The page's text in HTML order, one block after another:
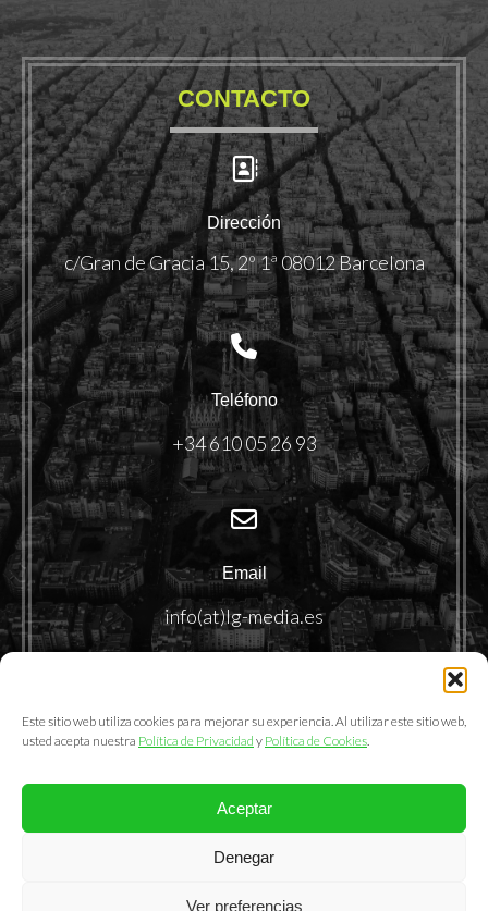
Este sitio web utiliza cookies para mejorar su experiencia. Al utilizar este sitio web,
usted acepta nuestra Política de Privacidad y Política de Cookies.
Aceptar
Denegar
Ver preferencias
CONTACTO
Dirección
c/Gran de Gracia 15, 2º 1ª 08012 Barcelona
Teléfono
+34 610 05 26 93
Email
info(at)lg-media.es
@2025. LemonGrass Communications S.L.